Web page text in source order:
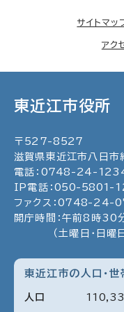
サイトマッ
アク
東近江市役所
〒 527-8527
滋賀県東近江市八日市
電話： 0748 - 24 -
IP電話： 050- 5801 -
ファクス： 0748- 24-
開庁時間：午前8時30
（土曜日・日曜
東近江市の人口・世
人口 110